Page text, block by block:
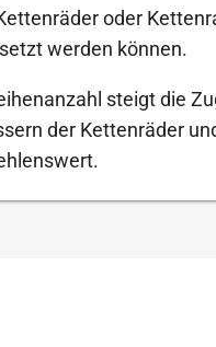
oder
werden können.
steigt die
der Kettenräder